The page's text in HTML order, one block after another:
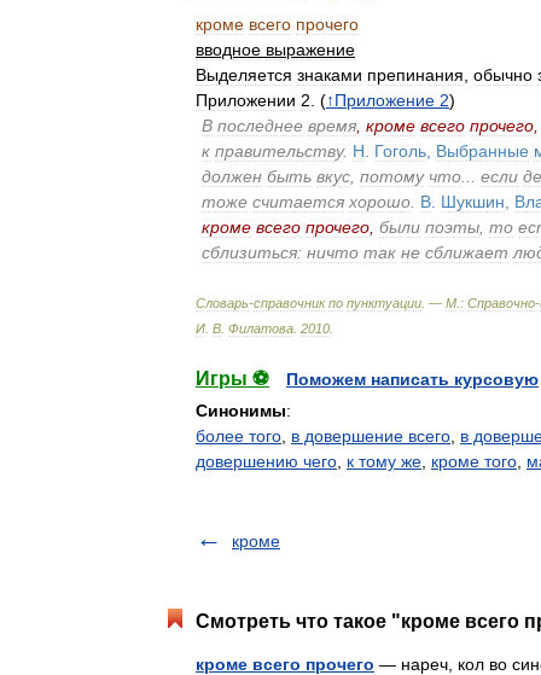
кроме всего прочего
вводное выражение
Выделяется знаками препинания обычно
Приложении 2 . (↑Приложение 2)
В последнее время кроме всего прочего
к правительству. Н Гоголь Выбранные
должен быть вкус потому что если
тоже считается хорошо В Шукшин
кроме всего прочего были поэты то
сблизиться: ничто так не сближает
Словарь-справочник по пунктуации . — М : Справочно-
И В Филатова 2010
Игры ⚽
Поможем написать курсовую
Синонимы:
более того в довершение всего в
довершению чего к тому же кроме того
кроме
Смотреть что такое "кроме всего
кроме всего прочего — нареч, кол во